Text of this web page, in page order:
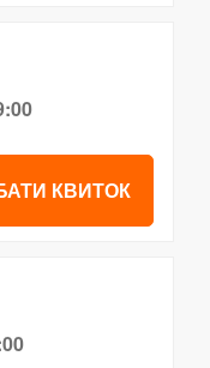
КВИТОК